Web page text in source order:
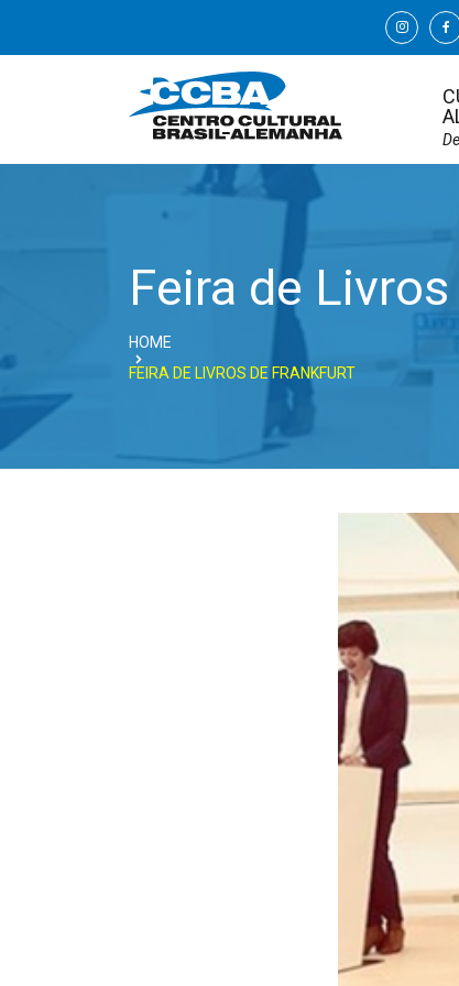
Feira de
HOME
FEIRA DE LIVROS DE FRANKFURT